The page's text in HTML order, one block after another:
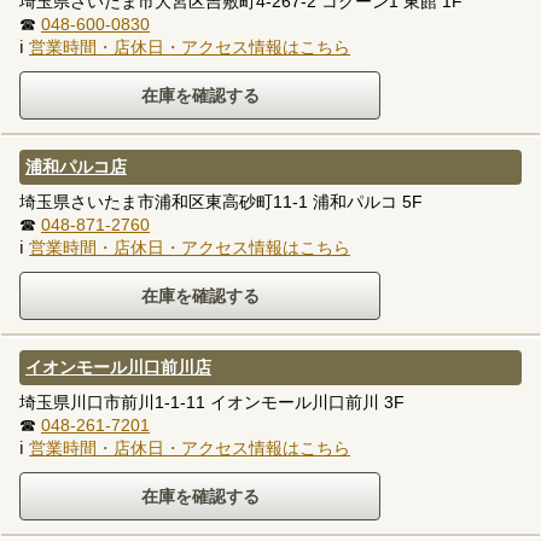
☎ 048-600-0830
ℹ 営業時間・店休日・アクセス情報はこちら
浦和パルコ店
埼玉県さいたま市浦和区東高砂町11-1 浦和パルコ 5F
☎ 048-871-2760
ℹ 営業時間・店休日・アクセス情報はこちら
イオンモール川口前川店
埼玉県川口市前川1-1-11 イオンモール川口前川 3F
☎ 048-261-7201
ℹ 営業時間・店休日・アクセス情報はこちら